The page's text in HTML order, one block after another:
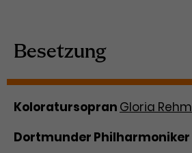
Besetzung
Koloratursopran Gloria Rehm
Dortmunder Philharmoniker